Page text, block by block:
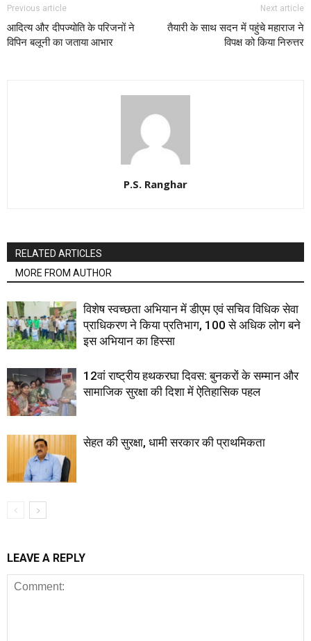
Previous article
आदित्य और दीपज्योति के परिजनों ने
विपिन बलूनी का जताया आभार
Next article
तैयारी के साथ सदन में पहुंचे महाराज ने
विपक्ष को किया निरुत्तर
P.S. Ranghar
RELATED ARTICLES
MORE FROM AUTHOR
विशेष स्वच्छता अभियान में डीएम एवं सचिव विधिक सेवा
प्राधिकरण ने किया प्रतिभाग, 100 से अधिक लोग बने
इस अभियान का हिस्सा
12वां राष्ट्रीय हथकरघा दिवस: बुनकरों के सम्मान और
सामाजिक सुरक्षा की दिशा में ऐतिहासिक पहल
सेहत की सुरक्षा, धामी सरकार की प्राथमिकता
LEAVE A REPLY